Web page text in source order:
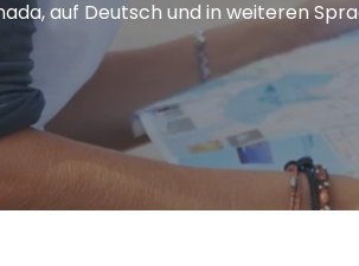
auf Deutsch und in weiteren